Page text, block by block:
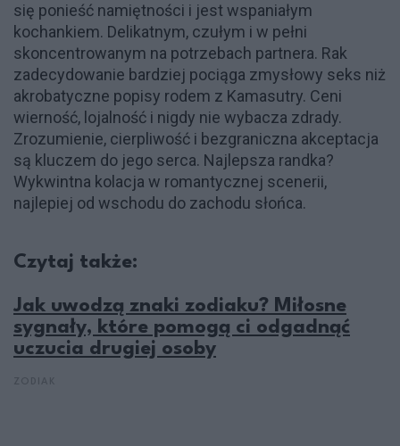
się ponieść namiętności i jest wspaniałym
kochankiem. Delikatnym, czułym i w pełni
skoncentrowanym na potrzebach partnera. Rak
zadecydowanie bardziej pociąga zmysłowy seks niż
akrobatyczne popisy rodem z Kamasutry. Ceni
wierność, lojalność i nigdy nie wybacza zdrady.
Zrozumienie, cierpliwość i bezgraniczna akceptacja
są kluczem do jego serca. Najlepsza randka?
Wykwintna kolacja w romantycznej scenerii,
najlepiej od wschodu do zachodu słońca.
Czytaj także:
Jak uwodzą znaki zodiaku? Miłosne
sygnały, które pomogą ci odgadnąć
uczucia drugiej osoby